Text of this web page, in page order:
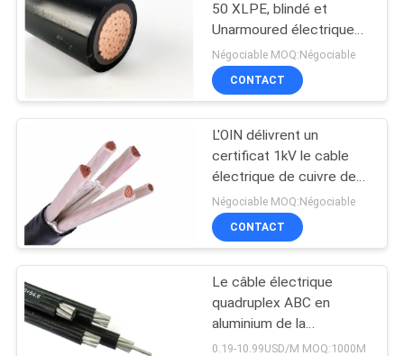
NOUVELLES
BLOG
DEMANDE
DE
SOUMISSION
NEWS
PLAN
50 XLPE, blindé et
Unarmoured électrique
600V 1000V millimètre
carré
Négociable MOQ:Négociable
CONTACT
L'OIN délivrent un
certificat 1kV le cable
électrique de cuivre de
noyaux du câble cinq
d'isolation du conducteur
XLPE
Négociable MOQ:Négociable
CONTACT
Le câble électrique
quadruplex ABC en
aluminium de la
puissance XLPE d'Urd de
0.19-10.99USD/M MOQ:1000M